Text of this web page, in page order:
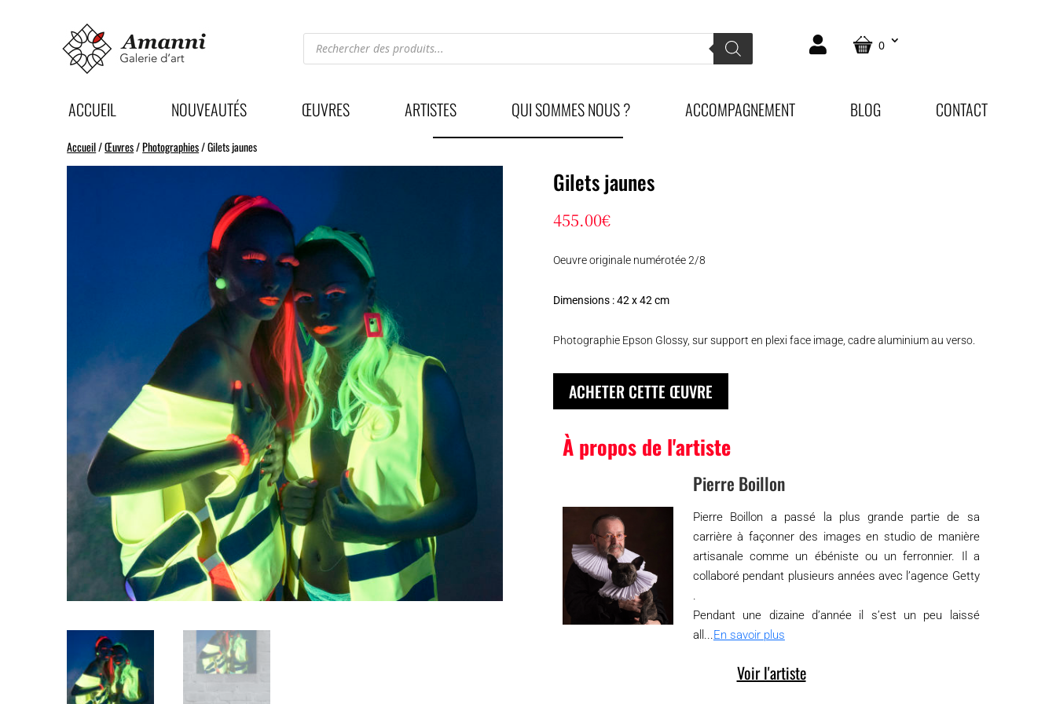
Recherche
de
produits
0
ACCUEIL NOUVEAUTÉS ŒUVRES ARTISTES QUI SOMMES NOUS ? ACCOMPAGNEMENT BLOG CONTACT
Accueil/Œuvres/Photographies/ Gilets jaunes
Gilets jaunes
455.00€
Oeuvre originale numérotée 2/8
Dimensions : 42 x 42 cm
Photographie Epson Glossy, sur support en plexi face image, cadre aluminium au verso.
ACHETER CETTE ŒUVRE
À propos de l'artiste
Pierre Boillon
Pierre Boillon a passé la plus grande partie de sa
carrière à façonner des images en studio de manière
artisanale comme un ébéniste ou un ferronnier. Il a
collaboré pendant plusieurs années avec l’agence Getty
.
Pendant une dizaine d’année il s’est un peu laissé
all...En savoir plus
Voir l'artiste